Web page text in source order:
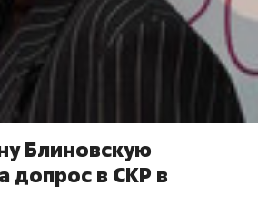
Блиновскую
допрос в СКР в